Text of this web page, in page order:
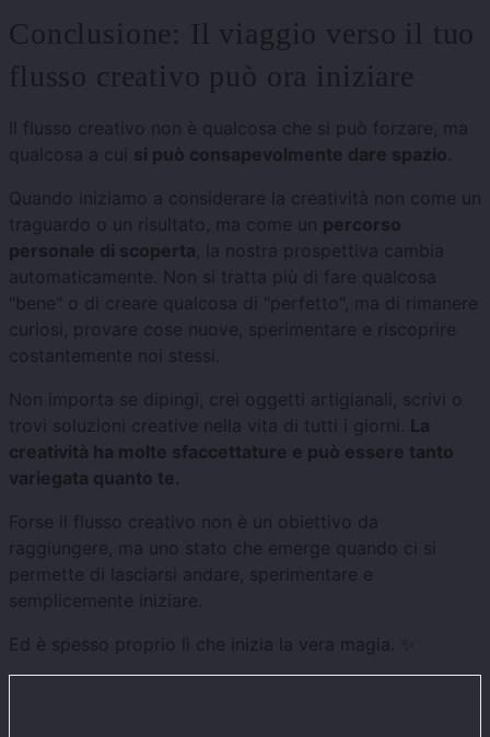
Conclusione: Il viaggio verso il tuo
flusso creativo può ora iniziare
Il flusso creativo non è qualcosa che si può forzare, ma
qualcosa a cui si può consapevolmente dare spazio.
Quando iniziamo a considerare la creatività non come un
traguardo o un risultato, ma come un percorso
personale di scoperta , la nostra prospettiva cambia
automaticamente. Non si tratta più di fare qualcosa
"bene" o di creare qualcosa di "perfetto", ma di rimanere
curiosi, provare cose nuove, sperimentare e riscoprire
costantemente noi stessi.
Non importa se dipingi, crei oggetti artigianali, scrivi o
trovi soluzioni creative nella vita di tutti i giorni. La
creatività ha molte sfaccettature e può essere tanto
variegata quanto te.
Forse il flusso creativo non è un obiettivo da
raggiungere, ma uno stato che emerge quando ci si
permette di lasciarsi andare, sperimentare e
semplicemente iniziare.
Ed è spesso proprio lì che inizia la vera magia. ✨